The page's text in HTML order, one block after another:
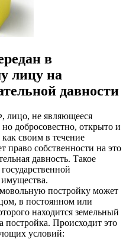
в
лицу на
давности
лицо, не являющееся
добросовестно, открыто и
своим в течение
право собственности на это
давность. Такое
постройку может
в постоянном или
находится земельный
постройка. Происходит это
условий: